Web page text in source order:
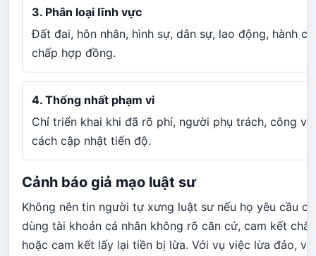
3. Phân loại lĩnh vực
Đất đai, hôn nhân, hình sự, dân sự, lao động, hành
chấp hợp đồng.
4. Thống nhất phạm vi
Chỉ triển khai khi đã rõ phí, người phụ trách, công
cách cập nhật tiến độ.
Cảnh báo giả mạo luật sư
Không nên tin người tự xưng luật sư nếu họ yêu cầu
dùng tài khoản cá nhân không rõ căn cứ, cam kết
hoặc cam kết lấy lại tiền bị lừa. Với vụ việc lừa đảo,